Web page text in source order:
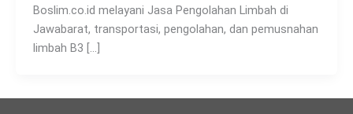
Boslim.co.id melayani Jasa Pengolahan Limbah di
Jawabarat, transportasi, pengolahan, dan pemusnahan
limbah B3 […]